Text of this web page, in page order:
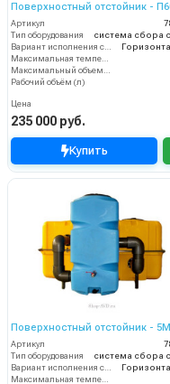
Поверхностный отстойник -
Артикул
Тип оборудования
Вариант исполнения сооружения
Максимальная температура жидкости (°C)
Максимальный объем (л)
Рабочий объём (л)
Цена
235 000 руб.
Купить
Поверхностный отстойник -
Артикул
Тип оборудования